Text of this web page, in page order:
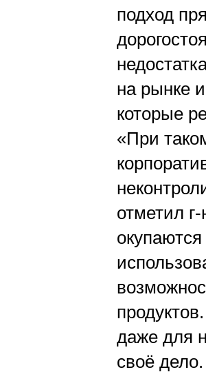
подход
на рынке
которые
«При
отметил
даже для
своё